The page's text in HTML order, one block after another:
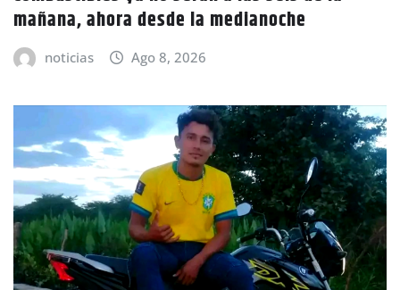
mañana, ahora desde la medianoche
noticias Ago 8, 2026